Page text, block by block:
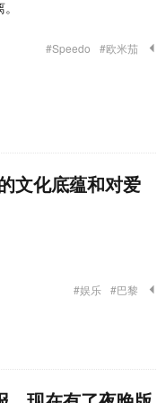
#Speedo #欧米茄
文化底蕴和对爱
#娱乐 #巴黎